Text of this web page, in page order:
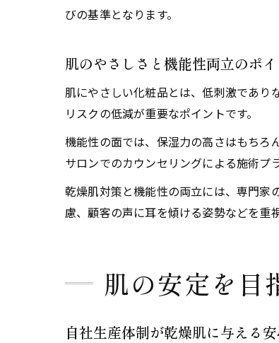
びの基準となります。
肌のやさしさと機能性両立のポイ
肌にやさしい化粧品とは、低刺激であり
リスクの低減が重要なポイントです。
機能性の面では、保湿力の高さはもちろ
サロンでのカウンセリングによる施術プ
乾燥肌対策と機能性の両立には、専門家
慮、顧客の声に耳を傾ける姿勢などを重
肌の安定を目
自社生産体制が乾燥肌に与える